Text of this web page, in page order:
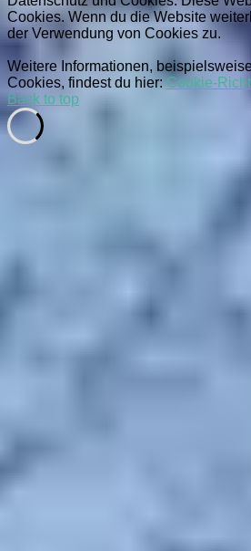
Cookies. Wenn du die Website
der Verwendung von Cookies zu.
Weitere Informationen,
Cookies, findest du hier:Cookie-
Back to top